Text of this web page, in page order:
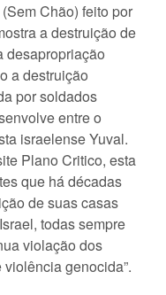
Chão) feito por
a destruição de
desapropriação
a destruição
por soldados
entre o
israelense Yuval.
Plano Critico, esta
que há décadas
de suas casas
todas sempre
violação dos
genocida”.